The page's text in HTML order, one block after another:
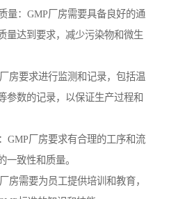
量：GMP厂房需要具备良好的通
量达到要求，减少污染物和微生
房要求进行监测和记录，包括温
参数的记录，以保证生产过程和
GMP厂房要求有合理的工序和流
一致性和质量。
房需要为员工提供培训和教育，